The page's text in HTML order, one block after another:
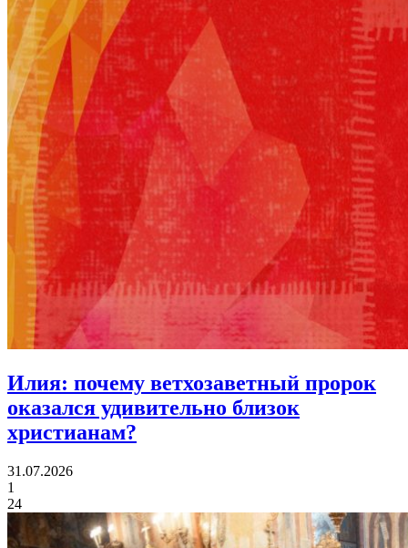
Илия: почему ветхозаветный пророк
оказался удивительно близок
христианам?
31.07.2026
1
24